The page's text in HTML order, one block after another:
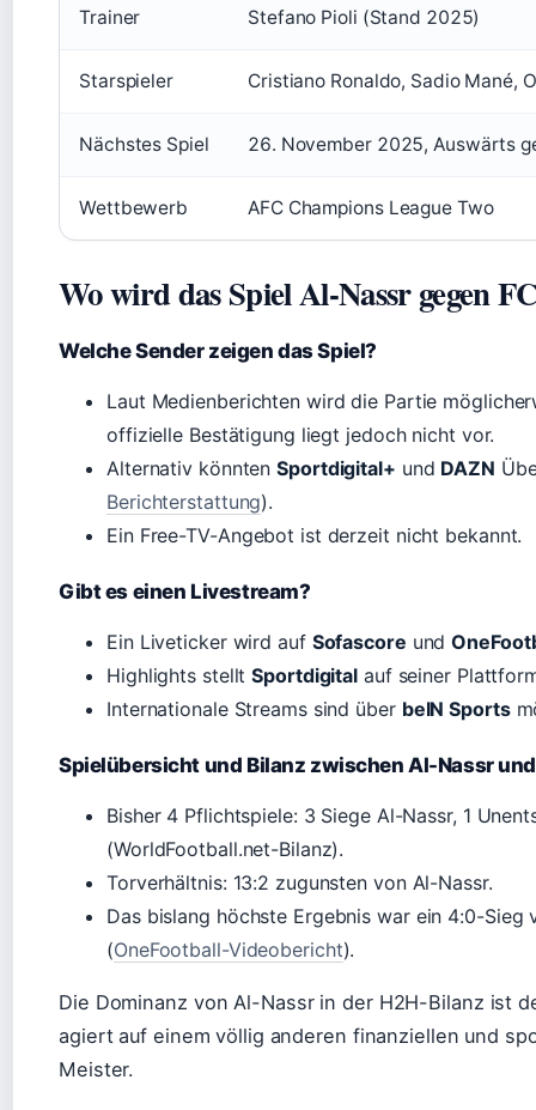
Trainer Stefano Pioli (Stand 2025)
Starspieler Cristiano Ronaldo, Sadio Mané,
Nächstes Spiel 26. November 2025, Auswärts
Wettbewerb AFC Champions League Two
Wo wird das Spiel Al-Nassr gegen
Welche Sender zeigen das Spiel?
Laut Medienberichten wird die Partie
offizielle Bestätigung liegt jedoch nicht vor.
Alternativ könntenSportdigital+ und DAZN
Berichterstattung).
Ein Free-TV-Angebot ist derzeit nicht bekannt.
Gibt es einen Livestream?
Ein Liveticker wird auf Sofascore und
Highlights stelltSportdigital auf seiner
Internationale Streams sind über beIN Sports
Spielübersicht und Bilanz zwischen Al-Nassr
Bisher 4 Pflichtspiele: 3 Siege Al-Nassr, 1
(WorldFootball.net-Bilanz).
Torverhältnis: 13:2 zugunsten von Al-Nassr.
Das bislang höchste Ergebnis war ein 4:0-
(OneFootball-Videobericht).
Die Dominanz von Al-Nassr in der H2H-Bilanz ist
agiert auf einem völlig anderen finanziellen und
Meister.